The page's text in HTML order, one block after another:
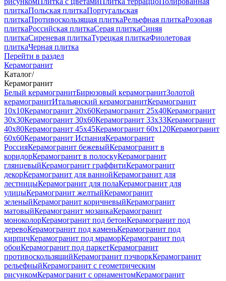
плиткаПольская плиткаПортугальская
плиткаПротивоскользящая плиткаРельефная плиткаРозовая
плиткаРоссийская плиткаСерая плиткаСиняя
плиткаСиреневая плиткаТурецкая плиткаФиолетовая
плиткаЧерная плитка
Перейти в раздел
Керамогранит
Каталог/
Керамогранит
Белый керамогранитБирюзовый керамогранитЗолотой
керамогранитИтальянский керамогранитКерамогранит
10x10Керамогранит 20x60Керамогранит 25x40Керамогранит
30x30Керамогранит 30x60Керамогранит 33x33Керамогранит
40x80Керамогранит 45x45Керамогранит 60x120Керамогранит
60x60Керамогранит ИспанияКерамогранит
РоссияКерамогранит бежевыйКерамогранит в
коридорКерамогранит в полоскуКерамогранит
глянцевыйКерамогранит граффитиКерамогранит
декорКерамогранит для ваннойКерамогранит для
лестницыКерамогранит для полаКерамогранит для
улицыКерамогранит желтыйКерамогранит
зеленыйКерамогранит коричневыйКерамогранит
матовыйКерамогранит мозаикаКерамогранит
моноколорКерамогранит под бетонКерамогранит под
деревоКерамогранит под каменьКерамогранит под
кирпичКерамогранит под мраморКерамогранит под
обоиКерамогранит под паркетКерамогранит
противоскользящийКерамогранит пэчворкКерамогранит
рельефныйКерамогранит с геометрическим
рисункомКерамогранит с орнаментомКерамогранит